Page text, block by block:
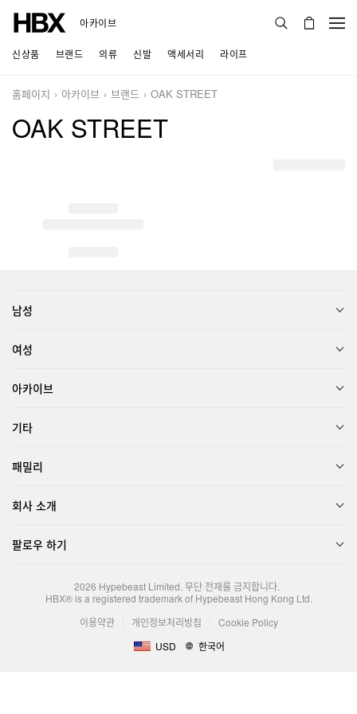
아카이브
신상품 브랜드 의류 신발 액세서리 라이프
홈페이지 아카이브 브랜드 OAK STREET
OAK STREET
남성
여성
아카이브
기타
패밀리
회사 소개
팔로우 하기
2026 Hypebeast Limited. 무단 전재를 금지합니다.
HBX® is a registered trademark of Hypebeast Hong Kong Ltd.
이용약관
개인정보처리방침
Cookie Policy
USD
한국어